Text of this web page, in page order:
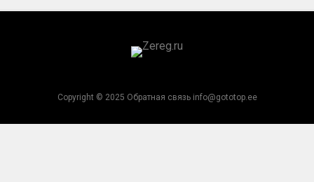
Copyright © 2025 Обратная связь info@gototop.ee